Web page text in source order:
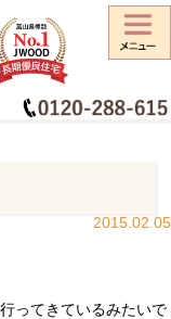
予防
2015.02.05
ってきているみたいで